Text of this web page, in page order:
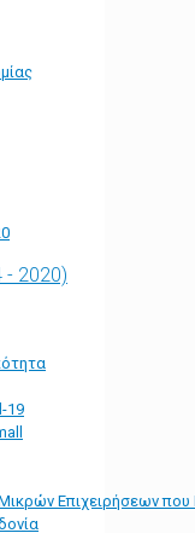
2020)
19
Επιχειρήσεων